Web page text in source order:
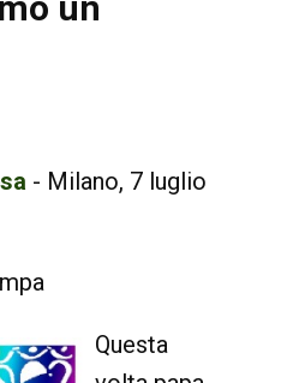
- Milano, 7 luglio
Questa